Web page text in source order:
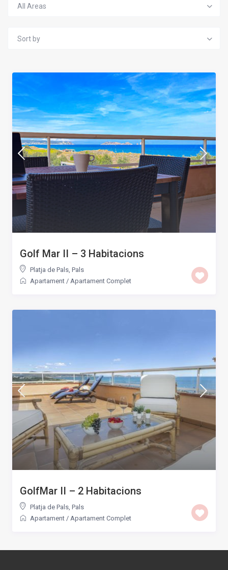
All Areas
Sort by
Golf Mar II – 3 Habitacions
Platja de Pals, Pals
Apartament / Apartament Complet
GolfMar II – 2 Habitacions
Platja de Pals, Pals
Apartament / Apartament Complet